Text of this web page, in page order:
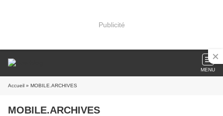
Publicité
MENU
Accueil » MOBILE.ARCHIVES
MOBILE.ARCHIVES